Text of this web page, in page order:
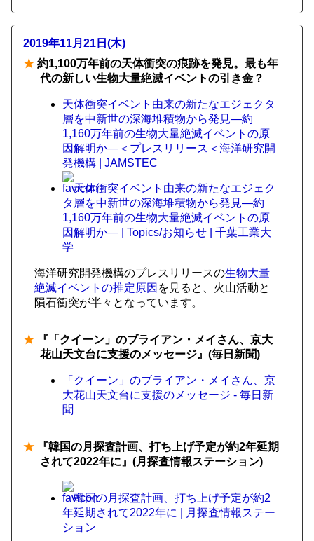
2019年11月21日(木)
★ 約1,100万年前の天体衝突の痕跡を発見。最も年
代の新しい生物大量絶滅イベントの引き金？
天体衝突イベント由来の新たなエジェクタ
層を中新世の深海堆積物から発見―約
1,160万年前の生物大量絶滅イベントの原
因解明か―＜プレスリリース＜海洋研究開
発機構 | JAMSTEC
天体衝突イベント由来の新たなエジェク
タ層を中新世の深海堆積物から発見―約
1,160万年前の生物大量絶滅イベントの原
因解明か― | Topics/お知らせ | 千葉工業大
学
海洋研究開発機構のプレスリリースの生物大量
絶滅イベントの推定原因 を見ると、火山活動と
隕石衝突が半々となっています。
★ 『「クイーン」のブライアン・メイさん、京大
花山天文台に支援のメッセージ』(毎日新聞)
「クイーン」のブライアン・メイさん、京
大花山天文台に支援のメッセージ - 毎日新
聞
★ 『韓国の月探査計画、打ち上げ予定が約2年延期
されて2022年に』(月探査情報ステーション)
韓国の月探査計画、打ち上げ予定が約2
年延期されて2022年に | 月探査情報ステー
ション